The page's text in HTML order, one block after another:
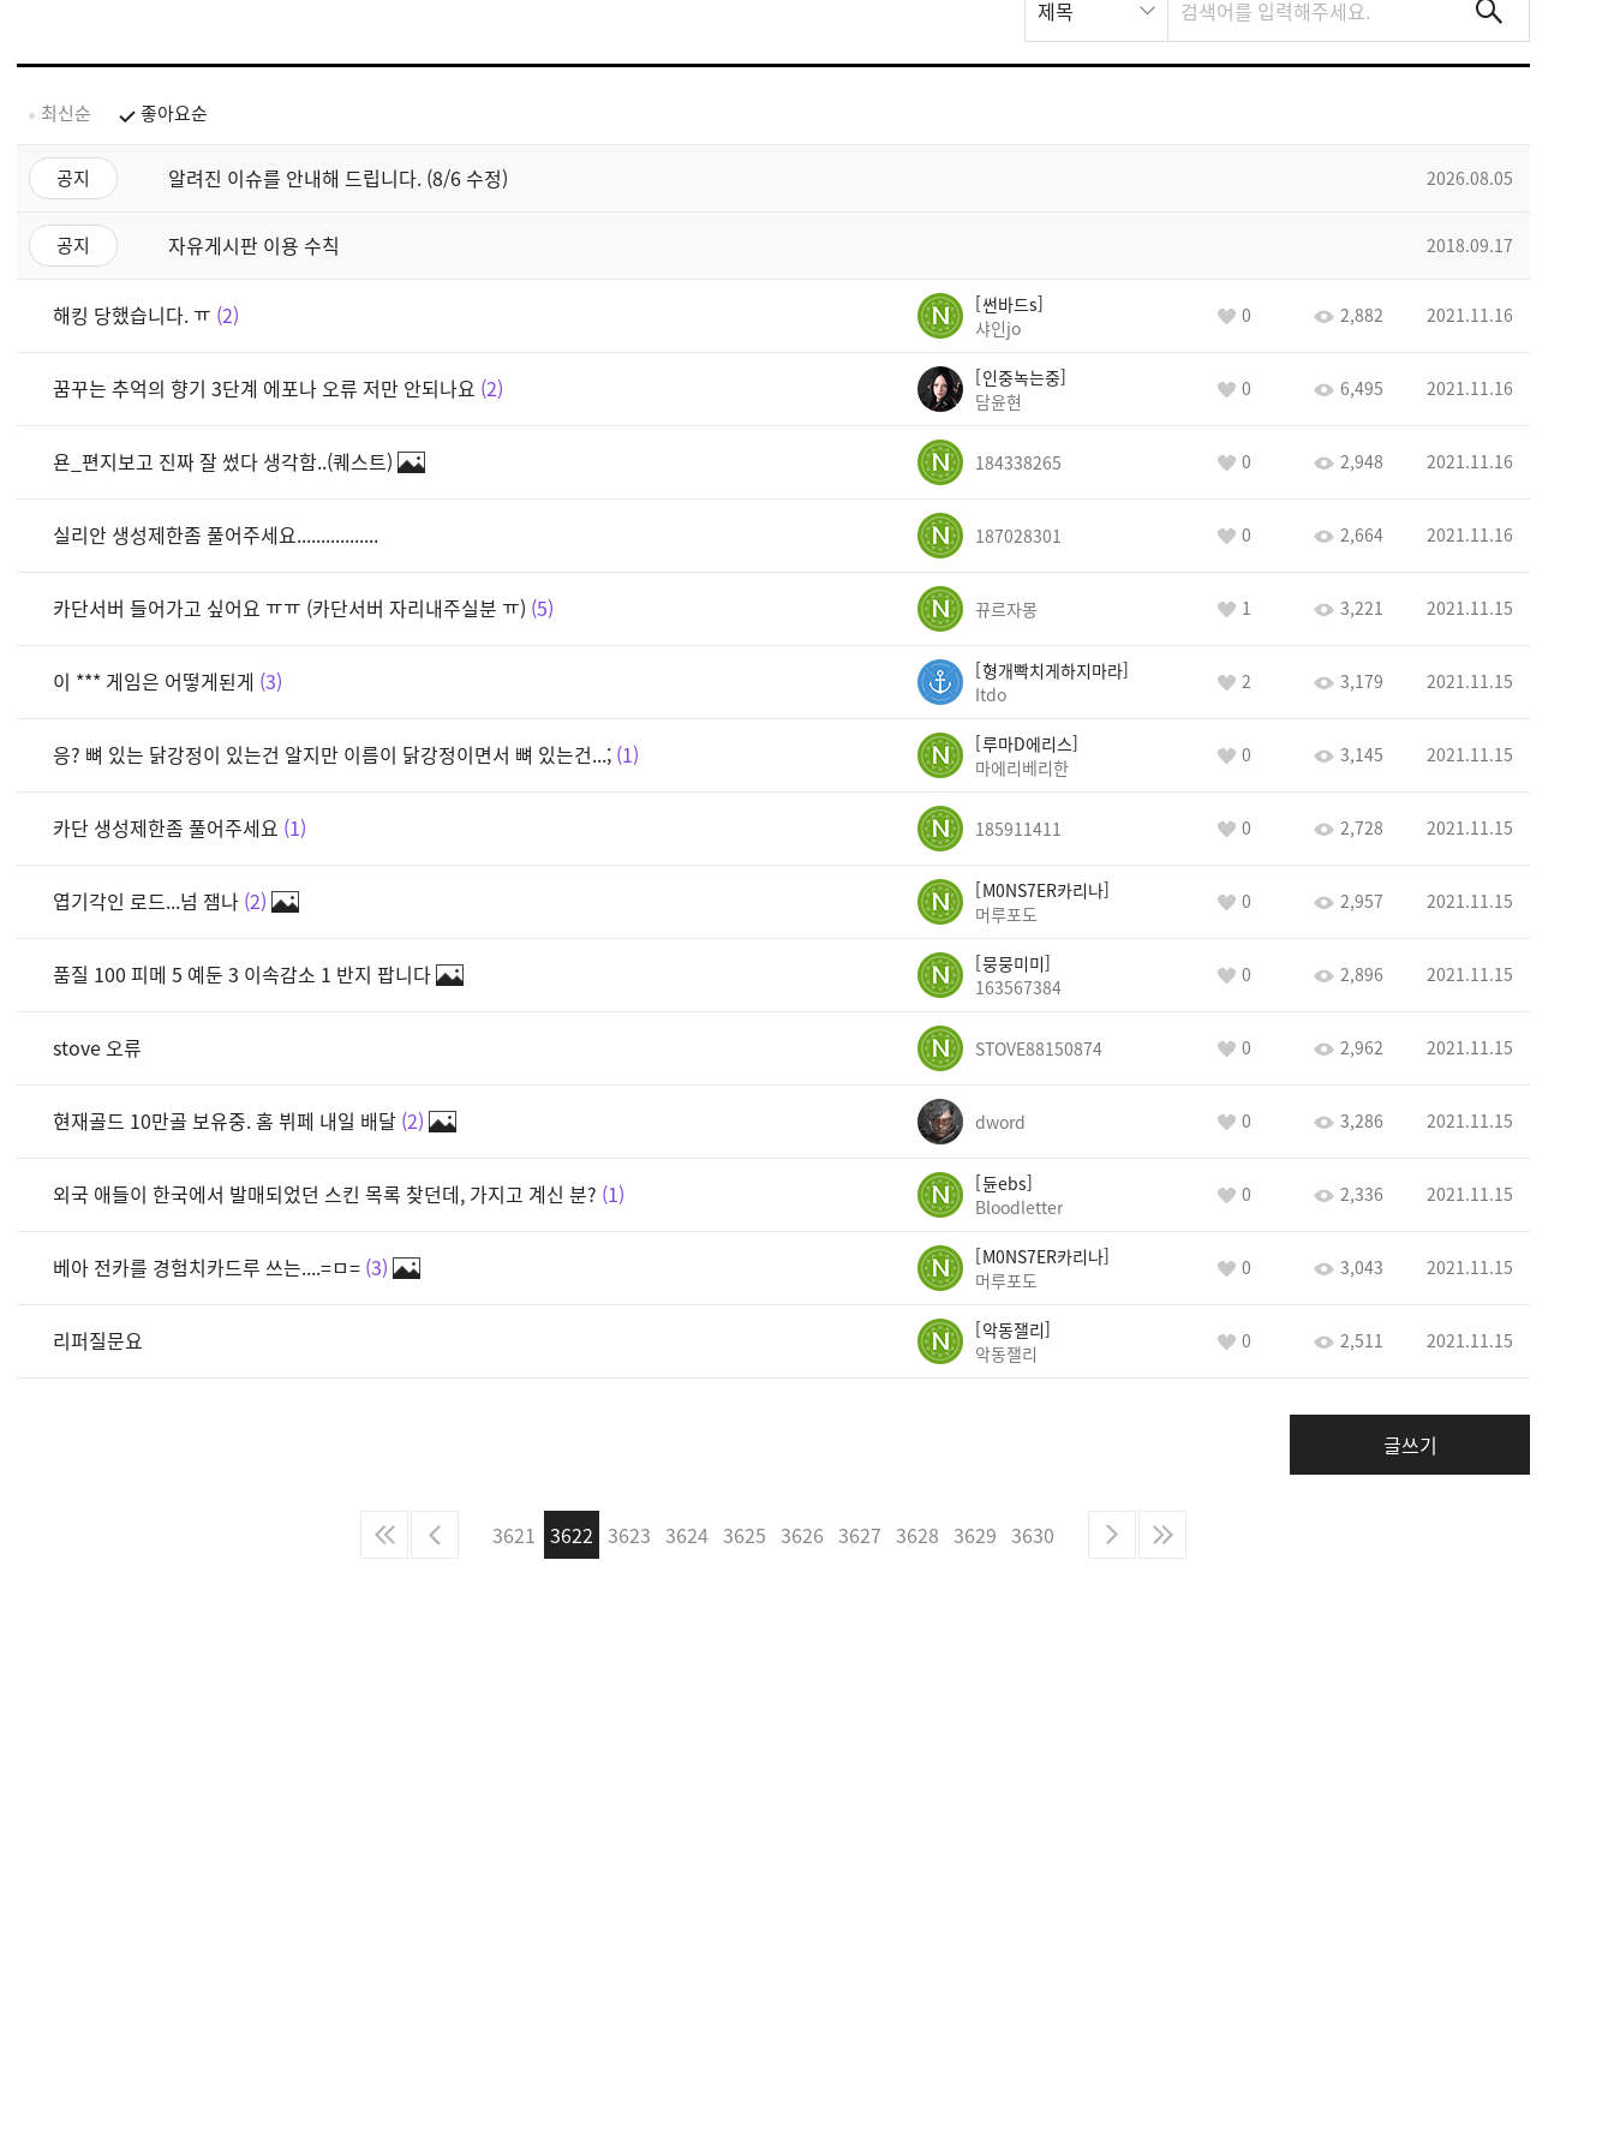
스
트
제목
최신순 좋아요순
공지 알려진 이슈를 안내해 드립니다. (8/6 수정) 2026.08.05
공지 자유게시판 이용 수칙 2018.09.17
해킹 당했습니다. ㅠ 2
썬바드s
샤인jo
0 2,882 2021.11.16
꿈꾸는 추억의 향기 3단계 에포나 오류 저만 안되나요 2
인중녹는중
담윤현
0 6,495 2021.11.16
욘_편지보고 진짜 잘 썼다 생각함..(퀘스트) 184338265 0 2,948 2021.11.16
실리안 생성제한좀 풀어주세요................. 187028301 0 2,664 2021.11.16
카단서버 들어가고 싶어요 ㅠㅠ (카단서버 자리내주실분 ㅠ) 5 뀨르자몽 1 3,221 2021.11.15
이 *** 게임은 어떻게된게 3
형개빡치게하지마라
Itdo
2 3,179 2021.11.15
응? 뼈 있는 닭강정이 있는건 알지만 이름이 닭강정이면서 뼈 있는건...; 1
루마D에리스
마에리베리한
0 3,145 2021.11.15
카단 생성제한좀 풀어주세요 1 185911411 0 2,728 2021.11.15
엽기각인 로드...넘 잼나 2
M0NS7ER카리나
머루포도
0 2,957 2021.11.15
품질 100 피메 5 예둔 3 이속감소 1 반지 팝니다
뭉뭉미미
163567384
0 2,896 2021.11.15
stove 오류 STOVE88150874 0 2,962 2021.11.15
현재골드 10만골 보유중. 홈 뷔페 내일 배달 2 dword 0 3,286 2021.11.15
외국 애들이 한국에서 발매되었던 스킨 목록 찾던데, 가지고 계신 분? 1
듄ebs
Bloodletter
0 2,336 2021.11.15
베아 전카를 경험치카드루 쓰는....=ㅁ= 3
M0NS7ER카리나
머루포도
0 3,043 2021.11.15
리퍼질문요
악동잴리
악동잴리
0 2,511 2021.11.15
글쓰기
3621 3622 3623 3624 3625 3626 3627 3628 3629 3630